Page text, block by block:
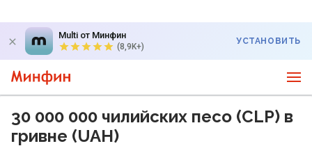
Multi от Минфин
(8,9K+)
УСТАНОВИТЬ
30 000 000 чилийских песо (CLP) в
гривне (UAH)